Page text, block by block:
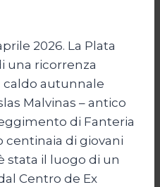
2026. La Plata
una ricorrenza
caldo autunnale
Malvinas – antico
di Fanteria
centinaia di giovani
stata il luogo di un
Centro de Ex